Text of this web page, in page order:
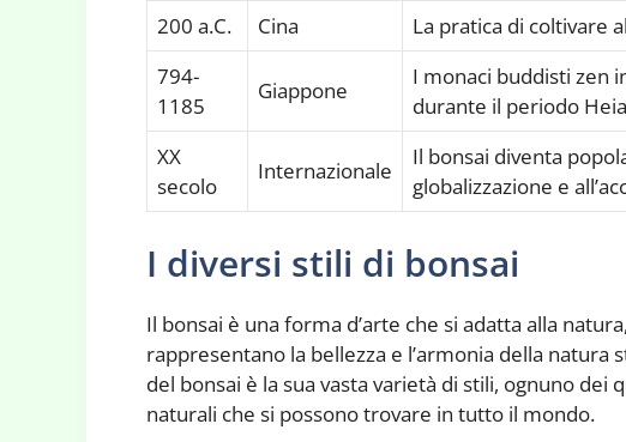
200 a.C.
Cina
La pratica di coltivare
794-
1185
Giappone
I monaci buddisti zen
durante il periodo
XX
secolo
Internazionale
Il bonsai diventa
globalizzazione e
I diversi stili di bonsai
Il bonsai è una forma d’arte che si adatta alla
rappresentano la bellezza e l’armonia della natura
del bonsai è la sua vasta varietà di stili, ognuno dei
naturali che si possono trovare in tutto il mondo.